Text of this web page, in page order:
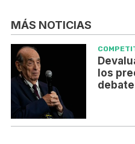
MÁS NOTICIAS
los